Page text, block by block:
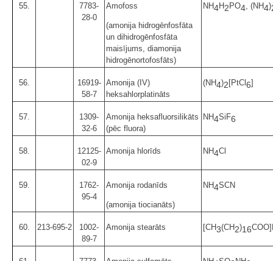
55.
7783-
28-0
Amofoss
(amonija hidrogēnfosfāta
un dihidrogēnfosfāta
maisījums, diamonija
hidrogēnortofosfāts)
NH4H2PO4 , (NH4)
56.
16919-
58-7
Amonija (IV)
heksahlorplatināts
(NH4)2[PtCl6]
57.
1309-
32-6
Amonija heksafluorsilikāts
(pēc fluora)
NH4SiF6
58.
12125-
02-9
Amonija hlorīds NH4Cl
59.
1762-
95-4
Amonija rodanīds
(amonija tiocianāts)
NH4SCN
60. 213-695-2
1002-
89-7
Amonija stearāts [CH3(CH2)16